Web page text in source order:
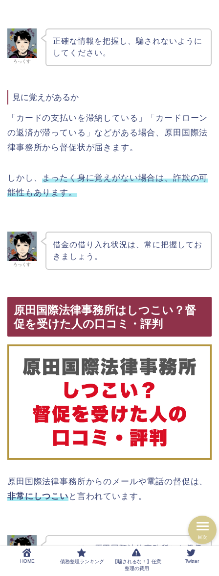
ろっくす
正確な情報を把握し、騙されないように
してください。
見に覚えがあるか
「カードの支払いを滞納している」「カードローン
の返済が滞っている」などがある場合、原田国際法
律事務所から督促状が届きます。
しかし、まったく身に覚えがない場合は、詐欺の可
能性もあります。
ろっくす
借金の借り入れ状況は、常に把握してお
きましょう。
原田国際法律事務所はしつこい？督
促を受けた人の口コミ・評判
原田国際法律事務所からのメールや電話の督促は、
非常にしつこいと言われています。
ここでは、原田国際法律事務所から督促
を受けた方の口コミを確認してみましょ
HOME 債務整理ランキング
【騙されるな！】任意
整理の費用
Twitter
目次